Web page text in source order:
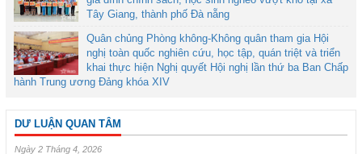
Tây Giang, thành phố Đà nẵng
Quân chủng Phòng không-Không quân tham gia Hội
nghị toàn quốc nghiên cứu, học tập, quán triệt và triển
khai thực hiện Nghị quyết Hội nghị lần thứ ba Ban Chấp
hành Trung ương Đảng khóa XIV
DƯ LUẬN QUAN TÂM
Ngày 2 Tháng 4, 2026